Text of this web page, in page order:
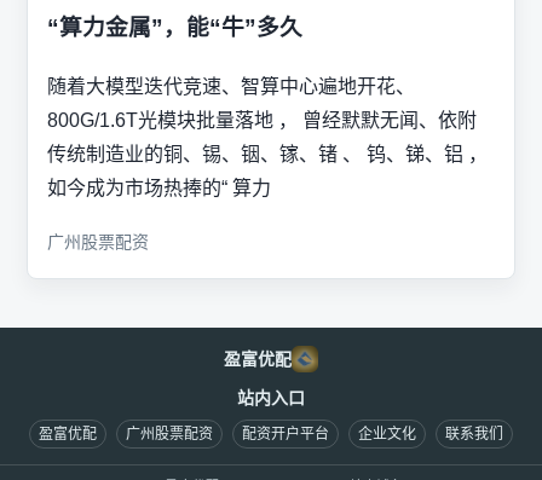
“算力金属”，能“牛”多久
随着大模型迭代竞速、智算中心遍地开花、
800G/1.6T光模块批量落地 ， 曾经默默无闻、依附
传统制造业的铜、锡、铟、镓、锗 、 钨、锑、铝 ，
如今成为市场热捧的“ 算力
广州股票配资
盈富优配
站内入口
盈富优配 广州股票配资 配资开户平台 企业文化 联系我们